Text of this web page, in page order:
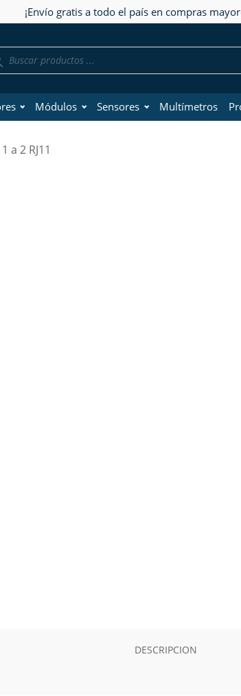
¡Envío gratis a todo el país en compras
Módulos Sensores Multímetros
a 2 RJ11
DESCRIPCION